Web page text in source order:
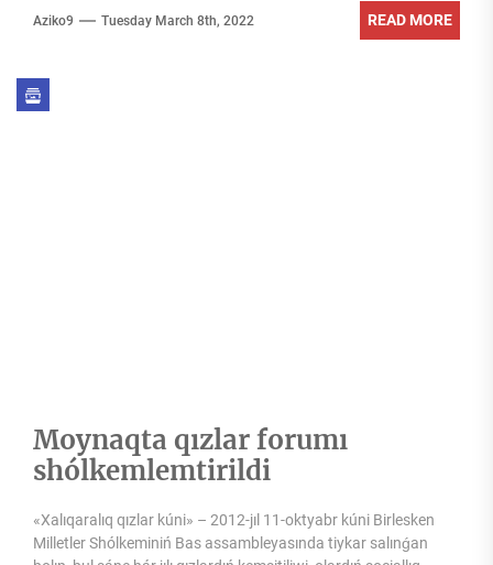
Aziko9 Tuesday March 8th, 2022 READ MORE
Moynaqta qızlar forumı
shólkemlemtirildi
«Xalıqaralıq qızlar kúni» – 2012-jıl 11-oktyabr kúni Birlesken
Milletler Shólkeminiń Bas assambleyasında tiykar salınǵan